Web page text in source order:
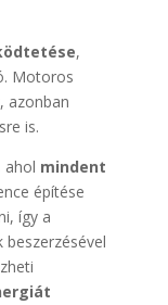
,
Motoros
azonban
is.
ahol mindent
építése
így a
beszerzésével